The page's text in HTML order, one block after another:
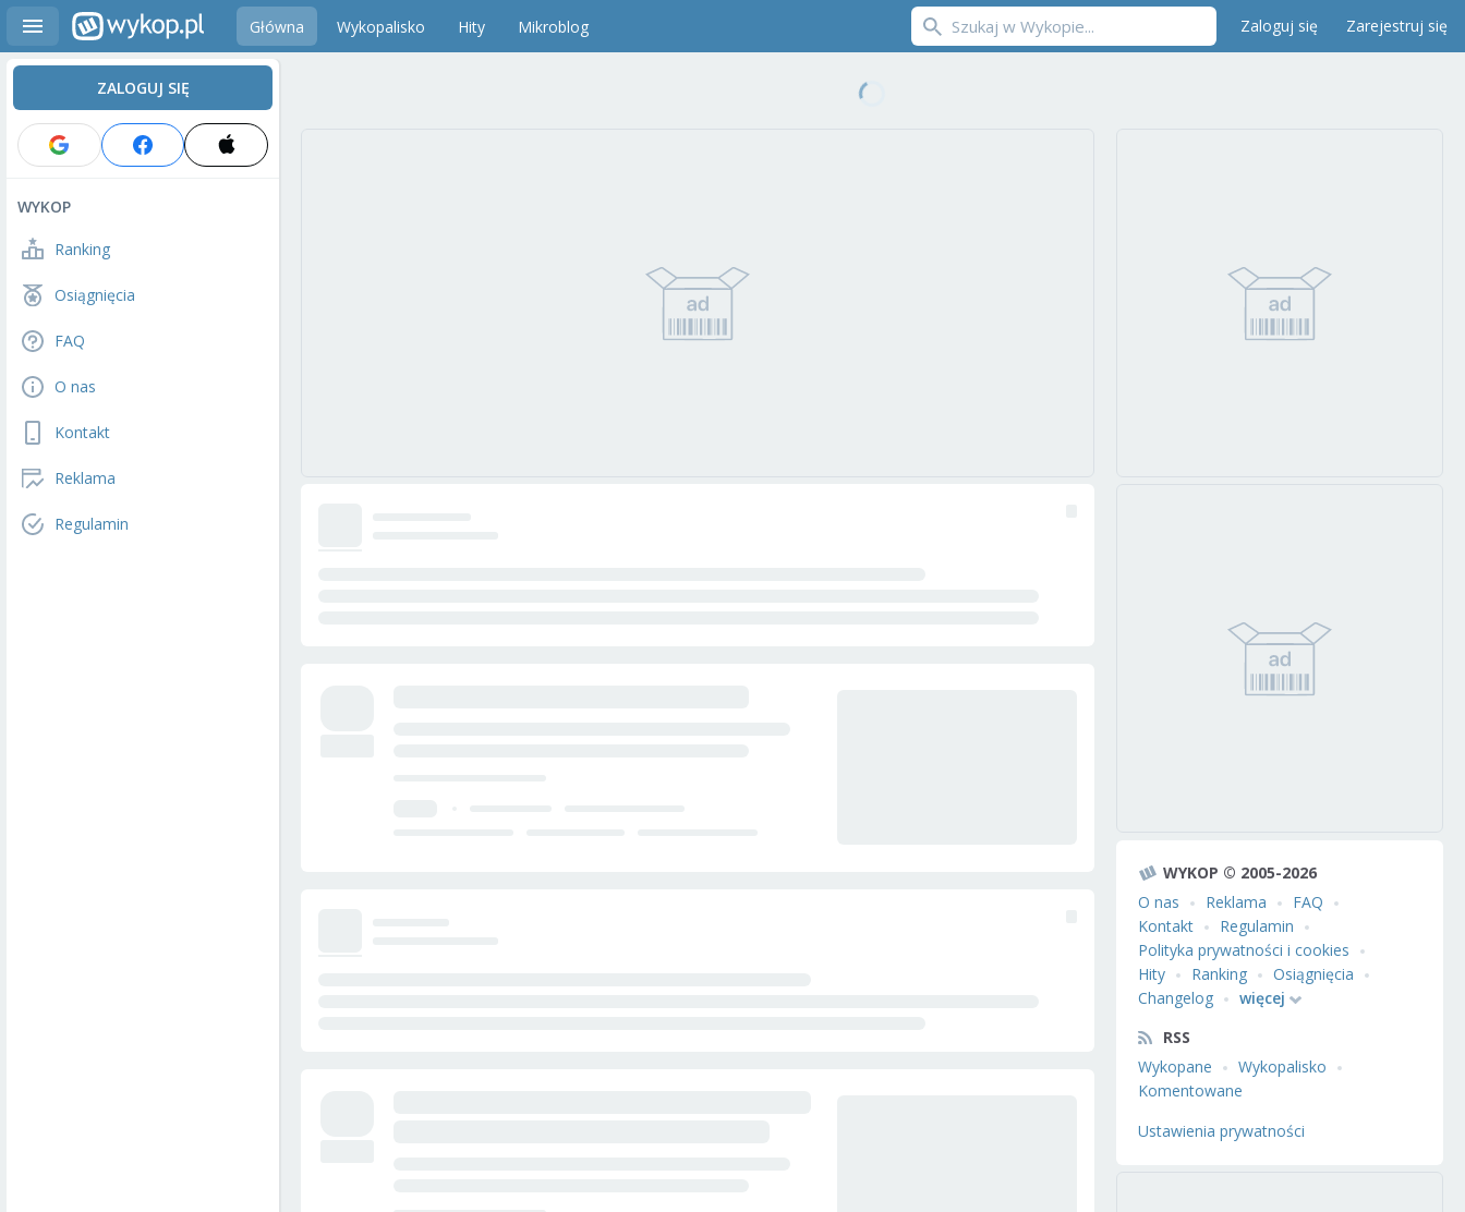
Główna Wykopalisko Hity Mikroblog Zaloguj się Zarejestruj się
ZALOGUJ SIĘ
WYKOP
Ranking
Osiągnięcia
FAQ
O nas
Kontakt
Reklama
Regulamin
WYKOP © 2005-2026
O nas
Reklama
FAQ
Kontakt
Regulamin
Polityka prywatności i cookies
Hity
Ranking
Osiągnięcia
Changelog
więcej
RSS
Wykopane
Wykopalisko
Komentowane
Ustawienia prywatności